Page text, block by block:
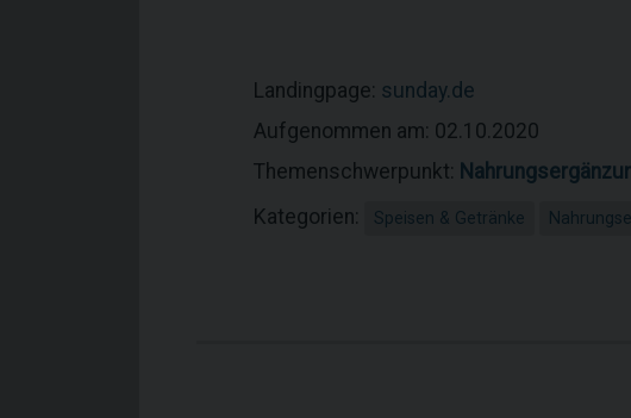
Landingpage: sunday.de
Aufgenommen am: 02.10.2020
Themenschwerpunkt:
Kategorien:
Speisen & Getränke